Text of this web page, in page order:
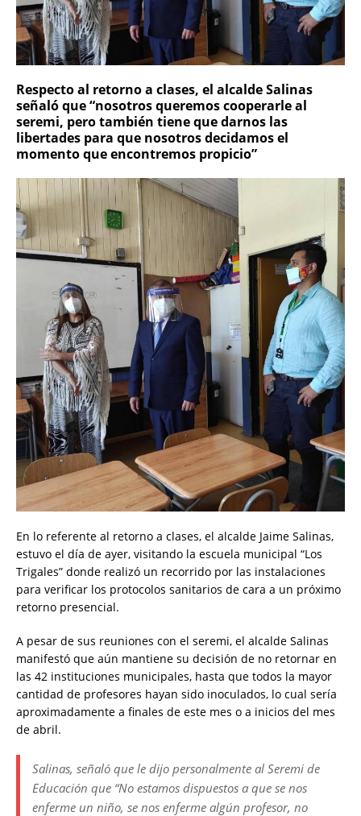
Respecto al retorno a clases, el alcalde Salinas
señaló que “nosotros queremos cooperarle al
seremi, pero también tiene que darnos las
libertades para que nosotros decidamos el
momento que encontremos propicio”
En lo referente al retorno a clases, el alcalde Jaime Salinas,
estuvo el día de ayer, visitando la escuela municipal “Los
Trigales” donde realizó un recorrido por las instalaciones
para verificar los protocolos sanitarios de cara a un próximo
retorno presencial.
A pesar de sus reuniones con el seremi, el alcalde Salinas
manifestó que aún mantiene su decisión de no retornar en
las 42 instituciones municipales, hasta que todos la mayor
cantidad de profesores hayan sido inoculados, lo cual sería
aproximadamente a finales de este mes o a inicios del mes
de abril.
Salinas, señaló que le dijo personalmente al Seremi de
Educación que “No estamos dispuestos a que se nos
enferme un niño, se nos enferme algún profesor, no